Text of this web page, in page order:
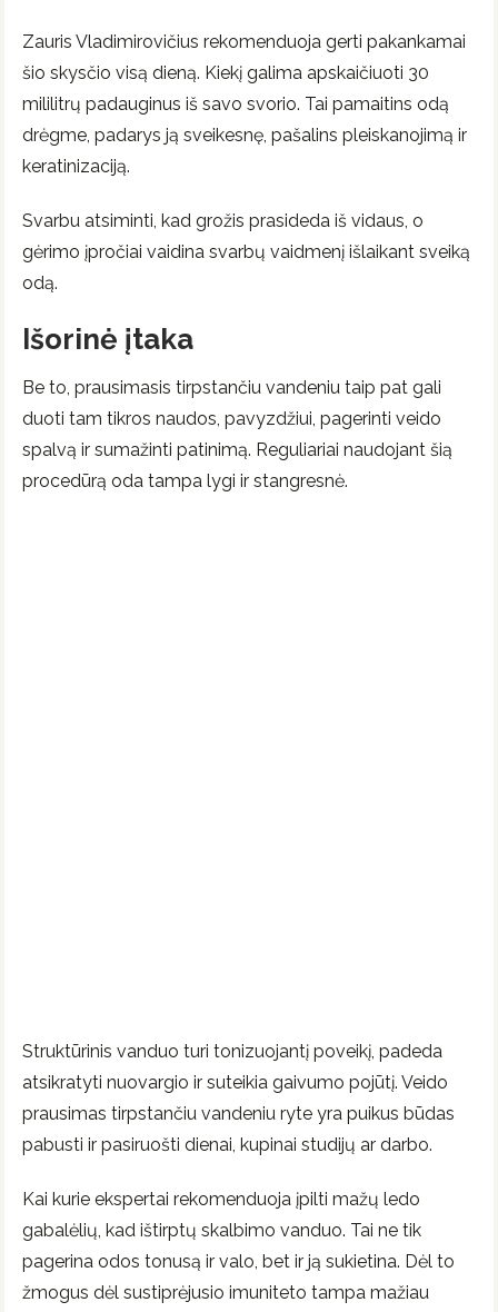
Zauris Vladimirovičius rekomenduoja gerti pakankamai
šio skysčio visą dieną. Kiekį galima apskaičiuoti 30
mililitrų padauginus iš savo svorio. Tai pamaitins odą
drėgme, padarys ją sveikesnę, pašalins pleiskanojimą ir
keratinizaciją.
Svarbu atsiminti, kad grožis prasideda iš vidaus, o
gėrimo įpročiai vaidina svarbų vaidmenį išlaikant sveiką
odą.
Išorinė įtaka
Be to, prausimasis tirpstančiu vandeniu taip pat gali
duoti tam tikros naudos, pavyzdžiui, pagerinti veido
spalvą ir sumažinti patinimą. Reguliariai naudojant šią
procedūrą oda tampa lygi ir stangresnė.
Struktūrinis vanduo turi tonizuojantį poveikį, padeda
atsikratyti nuovargio ir suteikia gaivumo pojūtį. Veido
prausimas tirpstančiu vandeniu ryte yra puikus būdas
pabusti ir pasiruošti dienai, kupinai studijų ar darbo.
Kai kurie ekspertai rekomenduoja įpilti mažų ledo
gabalėlių, kad ištirptų skalbimo vanduo. Tai ne tik
pagerina odos tonusą ir valo, bet ir ją sukietina. Dėl to
žmogus dėl sustiprėjusio imuniteto tampa mažiau